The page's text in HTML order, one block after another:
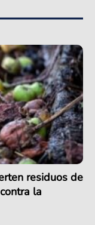
residuos de
la